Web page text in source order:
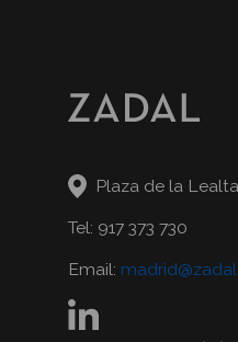
Plaza de la
Tel: 917 373 730
Email: